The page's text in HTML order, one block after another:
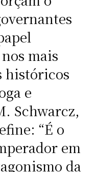
mais
históricos
e
Schwarcz,
“É o
em
da